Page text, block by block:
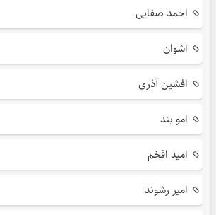
احمد صفایی
اشوان
افشین آذری
امو بند
امید افخم
امیر رشوند